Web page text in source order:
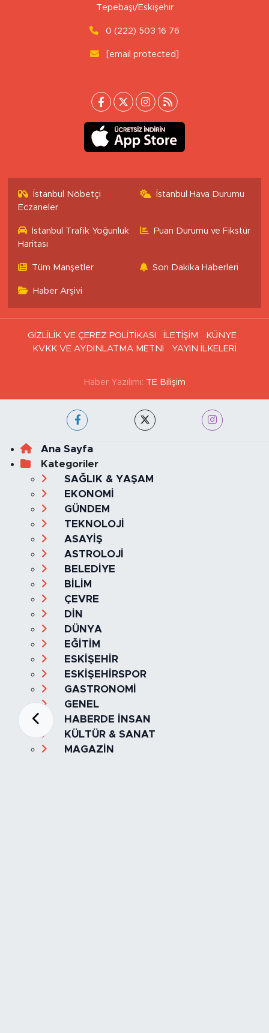
Tepebaşı/Eskişehir
0 (222) 503 16 76
[email protected]
İstanbul Nöbetçi
Eczaneler
İstanbul Hava Durumu
İstanbul Trafik Yoğunluk
Haritası
Puan Durumu ve Fikstür
Tüm Manşetler Son Dakika Haberleri
Haber Arşivi
GİZLİLİK VE ÇEREZ POLİTİKASI İLETİŞİM
KÜNYE
KVKK VE AYDINLATMA METNİ
YAYIN İLKELERİ
Haber Yazılımı: TE Bilişim
Ana Sayfa
Kategoriler
SAĞLIK & YAŞAM
EKONOMİ
GÜNDEM
TEKNOLOJİ
ASAYİŞ
ASTROLOJİ
BELEDİYE
BİLİM
ÇEVRE
DİN
DÜNYA
EĞİTİM
ESKİŞEHİR
ESKİŞEHİRSPOR
GASTRONOMİ
GENEL
HABERDE İNSAN
KÜLTÜR & SANAT
MAGAZİN